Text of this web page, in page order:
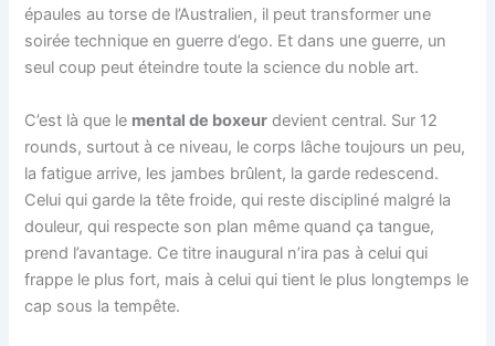
épaules au torse de l’Australien, il peut transformer une
soirée technique en guerre d’ego. Et dans une guerre, un
seul coup peut éteindre toute la science du noble art.
C’est là que le mental de boxeur devient central. Sur 12
rounds, surtout à ce niveau, le corps lâche toujours un peu,
la fatigue arrive, les jambes brûlent, la garde redescend.
Celui qui garde la tête froide, qui reste discipliné malgré la
douleur, qui respecte son plan même quand ça tangue,
prend l’avantage. Ce titre inaugural n’ira pas à celui qui
frappe le plus fort, mais à celui qui tient le plus longtemps le
cap sous la tempête.